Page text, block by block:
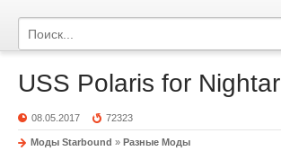
USS Polaris for Nightar
08.05.2017 72323
Моды Starbound » Разные Моды